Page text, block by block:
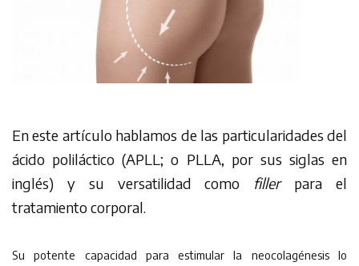
En este artículo hablamos de las particularidades del
ácido poliláctico (APLL; o PLLA, por sus siglas en
inglés) y su versatilidad como filler para el
tratamiento corporal.
Su potente capacidad para estimular la neocolagénesis lo